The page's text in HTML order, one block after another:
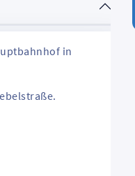
in